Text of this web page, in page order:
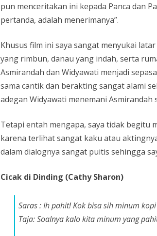
pun menceritakan ini kepada Panca dan
pertanda, adalah menerimanya”.
Khusus film ini saya sangat menyukai
yang rimbun, danau yang indah, serta
Asmirandah dan Widyawati menjadi
sama cantik dan berakting sangat alami
adegan Widyawati menemani
Tetapi entah mengapa, saya tidak begitu
karena terlihat sangat kaku atau
dalam dialognya sangat puitis sehingga
Cicak di Dinding (Cathy Sharon)
Saras : Ih pahit! Kok bisa sih minum
Taja: Soalnya kalo kita minum yang